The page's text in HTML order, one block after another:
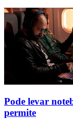
Pode levar
permite